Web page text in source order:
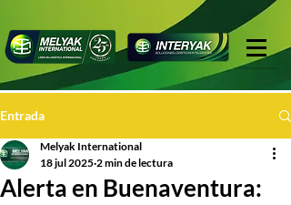
Entrada
Alerta en Buenaventura:
Melyak International
18 jul 2025 2 min de lectura